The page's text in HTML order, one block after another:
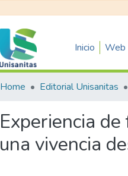
Inicio Web
Home Editorial Unisanitas
Experiencia
una vivencia